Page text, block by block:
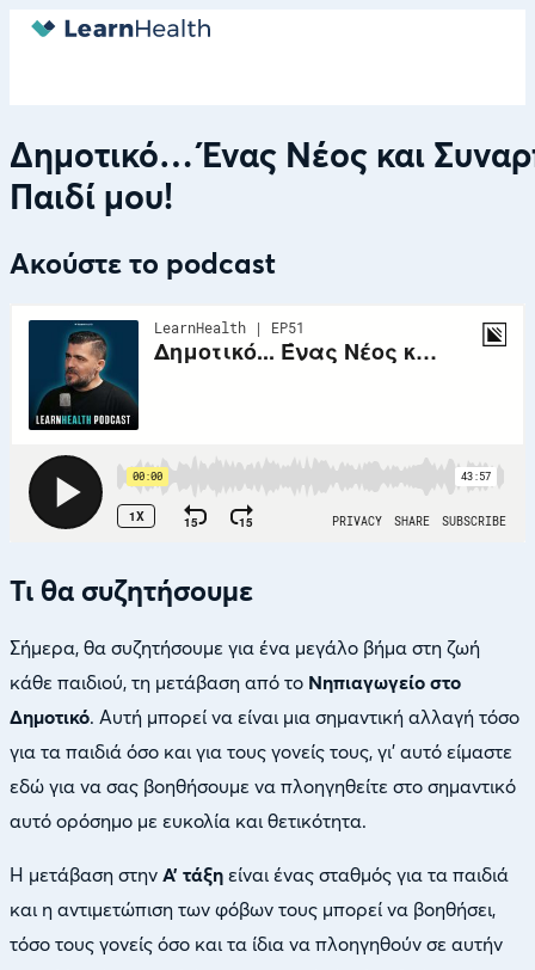
Δημοτικό… Ένας Νέος και
Παιδί μου!
Ακούστε το podcast
Τι θα συζητήσουμε
Σήμερα, θα συζητήσουμε για ένα μεγάλο βήμα στη ζωή
κάθε παιδιού, τη μετάβαση από το Νηπιαγωγείο στο
Δημοτικό. Αυτή μπορεί να είναι μια σημαντική αλλαγή τόσο
για τα παιδιά όσο και για τους γονείς τους, γι’ αυτό είμαστε
εδώ για να σας βοηθήσουμε να πλοηγηθείτε στο σημαντικό
αυτό ορόσημο με ευκολία και θετικότητα.
Η μετάβαση στην Α’ τάξη είναι ένας σταθμός για τα παιδιά
και η αντιμετώπιση των φόβων τους μπορεί να βοηθήσει,
τόσο τους γονείς όσο και τα ίδια να πλοηγηθούν σε αυτήν